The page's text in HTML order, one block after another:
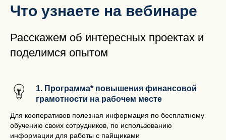
Что узнаете на вебинаре
Расскажем об интересных проектах и
поделимся опытом
1. Программа* повышения финансовой
грамотности на рабочем месте
Для кооперативов полезная информация по бесплатному
обучению своих сотрудников, по использованию
информации для работы с пайщиками